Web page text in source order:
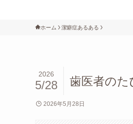
ホーム 潔癖症あるある
歯医者のた
2026
5/28
2026年5月28日